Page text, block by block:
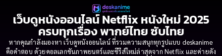
เว็บดูหนังออนไลน์ Netflix หนังใหม่ 2025
ครบทุกเรื่อง พากย์ไทย ซับไทย
หากคุณกำลังมองหา เว็บดูหนังออนไลน์ ที่รวมความสนุกทุกรูปแบบ deskanime
คือคำตอบ ด้วยคอลเลกชันภาพยนตร์และซีรีส์ใหม่ล่าสุดจาก Netflix และค่ายดัง